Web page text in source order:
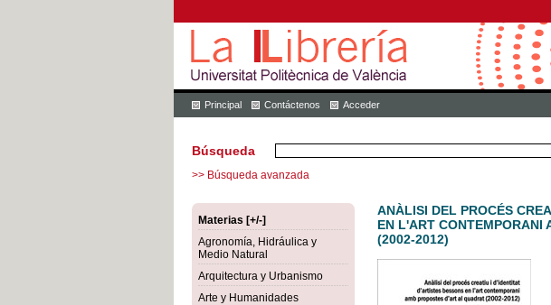
Principal Contáctenos Acceder
Búsqueda
>> Búsqueda avanzada
Materias [+/-]
Agronomía, Hidráulica y
Medio Natural
Arquitectura y Urbanismo
Arte y Humanidades
ANÀLISI DEL PROCÉS
EN L'ART CONTEMPORANI
(2002-2012)